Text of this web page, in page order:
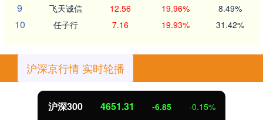
9 飞天诚信 12.56 19.96% 8.49%
10 任子行 7.16 19.93% 31.42%
沪深京行情 实时轮播
沪深300 4651.31 -6.85 -0.15%